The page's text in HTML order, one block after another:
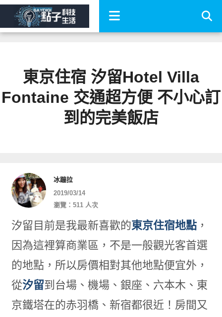
東京住宿 汐留Hotel Villa
Fontaine 交通超方便 不小心訂
到的完美飯店
冰蹦拉
2019/03/14
瀏覽：511 人次
汐留目前是我最新喜歡的東京住宿地點，
因為這裡算商業區，不是一般觀光客首選
的地點，所以房價相對其他地點便宜外，
從汐留到台場、機場、銀座、六本木、東
京鐵塔在的赤羽橋、新宿都很近！房間又